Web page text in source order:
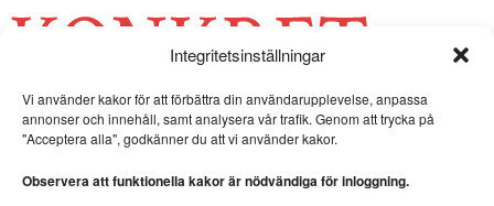
Integritetsinställningar
Vi använder kakor för att förbättra din användarupplevelse, anpassa
annonser och innehåll, samt analysera vår trafik. Genom att trycka på
"Acceptera alla", godkänner du att vi använder kakor.
Observera att funktionella kakor är nödvändiga för inloggning.